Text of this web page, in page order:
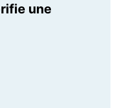
une